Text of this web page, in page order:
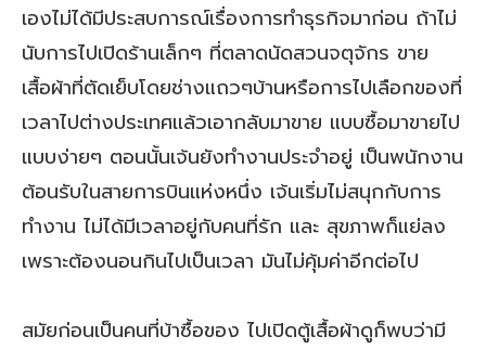
เองไม่ได้มีประสบการณ์เรื่องการทำธุรกิจมาก่อน ถ้าไม่
นับการไปเปิดร้านเล็กๆ ที่ตลาดนัดสวนจตุจักร ขาย
เสื้อผ้าที่ตัดเย็บโดยช่างแถวๆบ้านหรือการไปเลือกของที่
เวลาไปต่างประเทศแล้วเอากลับมาขาย แบบซื้อมาขายไป
แบบง่ายๆ ตอนนั้นเจ้นยังทำงานประจำอยู่ เป็นพนักงาน
ต้อนรับในสายการบินแห่งหนึ่ง เจ้นเริ่มไม่สนุกกับการ
ทำงาน ไม่ได้มีเวลาอยู่กับคนที่รัก และ สุขภาพก็แย่ลง
เพราะต้องนอนกินไปเป็นเวลา มันไม่คุ้มค่าอีกต่อไป
สมัยก่อนเป็นคนที่บ้าซื้อของ ไปเปิดตู้เสื้อผ้าดูก็พบว่ามี